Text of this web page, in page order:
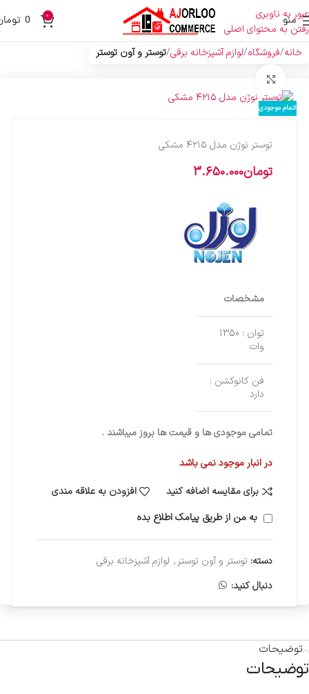
عبور به ناوبری
رفتن به محتوای اصلی
منو 0
0
خانه فروشگاه لوازم آشپزخانه برقی توستر و آون توستر
اتمام موجودی
توستر نوژن مدل ۴۲۱۵ مشکی
تومان3.650.000
مشخصات
توان : 1350
وات
فن کانوکشن :
دارد
تمامی موجودی ها و قیمت ها بروز میباشند .
در انبار موجود نمی باشد
برای مقایسه اضافه کنید
افزودن به علاقه مندی
به من از طریق پیامک اطلاع بده
دسته: توستر و آون توستر , لوازم آشپزخانه برقی
دنبال کنید:
توضیحات
توضیحات